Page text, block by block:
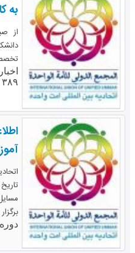
به
از